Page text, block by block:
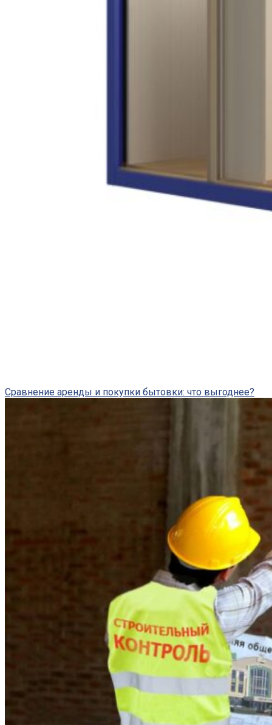
Сравнение аренды и покупки бытовки: что выгоднее?